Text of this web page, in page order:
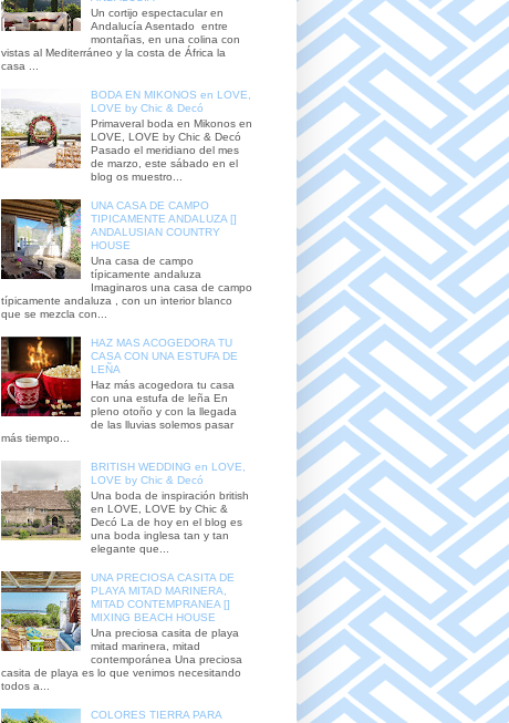
Un cortijo espectacular en
Andalucía Asentado entre
montañas, en una colina con
vistas al Mediterráneo y la costa de África la
casa ...
BODA EN MIKONOS en LOVE,
LOVE by Chic & Decó
Primaveral boda en Mikonos en
LOVE, LOVE by Chic & Decó
Pasado el meridiano del mes
de marzo, este sábado en el
blog os muestro...
UNA CASA DE CAMPO
TIPICAMENTE ANDALUZA []
ANDALUSIAN COUNTRY
HOUSE
Una casa de campo
típicamente andaluza
Imaginaros una casa de campo
típicamente andaluza , con un interior blanco
que se mezcla con...
HAZ MAS ACOGEDORA TU
CASA CON UNA ESTUFA DE
LEÑA
Haz más acogedora tu casa
con una estufa de leña En
pleno otoño y con la llegada
de las lluvias solemos pasar
más tiempo...
BRITISH WEDDING en LOVE,
LOVE by Chic & Decó
Una boda de inspiración british
en LOVE, LOVE by Chic &
Decó La de hoy en el blog es
una boda inglesa tan y tan
elegante que...
UNA PRECIOSA CASITA DE
PLAYA MITAD MARINERA,
MITAD CONTEMPRANEA []
MIXING BEACH HOUSE
Una preciosa casita de playa
mitad marinera, mitad
contemporánea Una preciosa
casita de playa es lo que venimos necesitando
todos a...
COLORES TIERRA PARA